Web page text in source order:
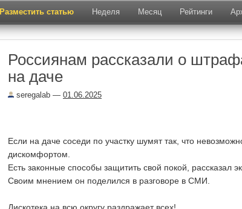
Разместить статью Неделя Месяц Рейтинги
Россиянам рассказали о
на даче
seregalab — 01.06.2025
Если на даче соседи по участку шумят так, что
дискомфортом.
Есть законные способы защитить свой покой, рассказал
Своим мнением он поделился в разговоре в СМИ.